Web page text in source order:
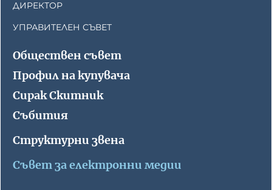
ДИРЕКТОР
УПРАВИТЕЛЕН СЪВЕТ
Обществен съвет
Профил на купувача
Сирак Скитник
Събития
Структурни звена
Съвет за електронни медии